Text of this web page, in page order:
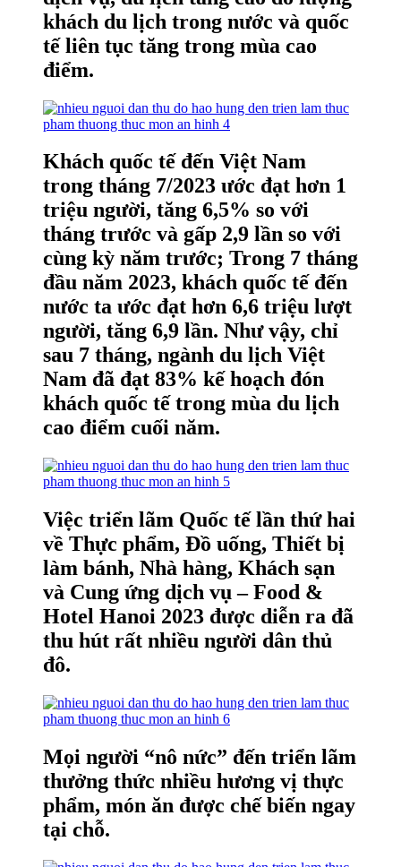
khách du lịch trong nước và quốc
tế liên tục tăng trong mùa cao
điểm.
Khách quốc tế đến Việt Nam
trong tháng 7/2023 ước đạt hơn 1
triệu người, tăng 6,5% so với
tháng trước và gấp 2,9 lần so với
cùng kỳ năm trước; Trong 7 tháng
đầu năm 2023, khách quốc tế đến
nước ta ước đạt hơn 6,6 triệu lượt
người, tăng 6,9 lần. Như vậy, chỉ
sau 7 tháng, ngành du lịch Việt
Nam đã đạt 83% kế hoạch đón
khách quốc tế trong mùa du lịch
cao điểm cuối năm.
Việc triển lãm Quốc tế lần thứ hai
về Thực phẩm, Đồ uống, Thiết bị
làm bánh, Nhà hàng, Khách sạn
và Cung ứng dịch vụ – Food &
Hotel Hanoi 2023 được diễn ra đã
thu hút rất nhiều người dân thủ
đô.
Mọi người “nô nức” đến triển lãm
thưởng thức nhiều hương vị thực
phẩm, món ăn được chế biến ngay
tại chỗ.